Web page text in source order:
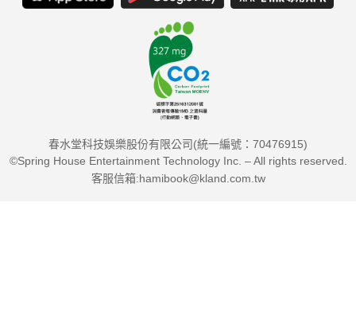
春水堂科技娛樂股份有限公司(統一編號：70476915)
©Spring House Entertainment Technology Inc. – All rights reserved.
客服信箱:hamibook@kland.com.tw